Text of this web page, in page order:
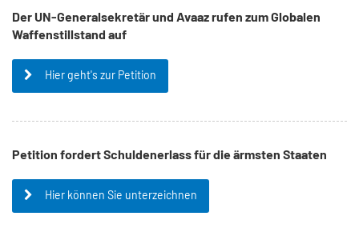
Der UN-Generalsekretär und Avaaz rufen zum Globalen
Waffenstillstand auf
Hier geht's zur Petition
Petition fordert Schuldenerlass für die ärmsten Staaten
Hier können Sie unterzeichnen